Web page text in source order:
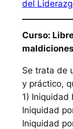
del
Curso:
Se trata de
y práctico,
1) Iniquidad
Iniquidad
Iniquidad